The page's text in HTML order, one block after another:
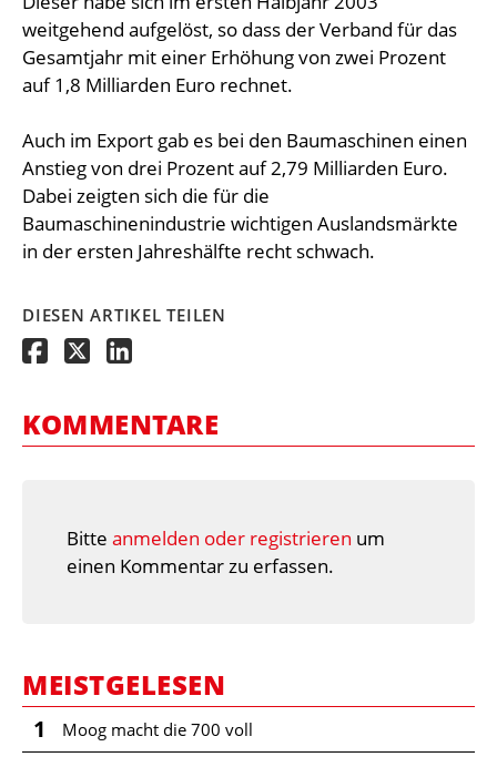
weitgehend aufgelöst, so dass der Verband für das
Gesamtjahr mit einer Erhöhung von zwei Prozent
auf 1,8 Milliarden Euro rechnet.
Auch im Export gab es bei den Baumaschinen einen
Anstieg von drei Prozent auf 2,79 Milliarden Euro.
Dabei zeigten sich die für die
Baumaschinenindustrie wichtigen Auslandsmärkte
in der ersten Jahreshälfte recht schwach.
DIESEN ARTIKEL TEILEN
KOMMENTARE
Bitte anmelden oder registrieren um
einen Kommentar zu erfassen.
MEISTGELESEN
1 Moog macht die 700 voll